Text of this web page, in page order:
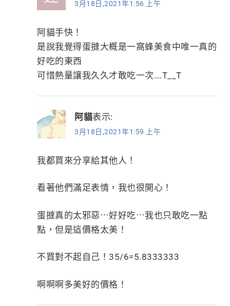
3月18日,2021年1:56 上午
阿貓手快！
是說我覺得蛋撻大概是一窩蜂美食中唯一真的
好吃的東西
可惜熱量讓我久久才敢吃一次….T__T
阿貓表示:
3月18日,2021年1:59 上午
我都買來分享給其他人！
看著他們滿足表情，我也很開心！
蛋撻真的太邪惡⋯好好吃⋯我也只敢吃一點
點，但是這價格太美！
不買對不起自己！35/6=5.8333333
啊啊啊多美好的價格！